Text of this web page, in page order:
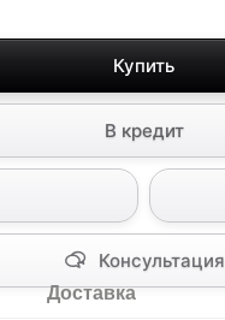
Купить
В кредит
Консультация
Доставка